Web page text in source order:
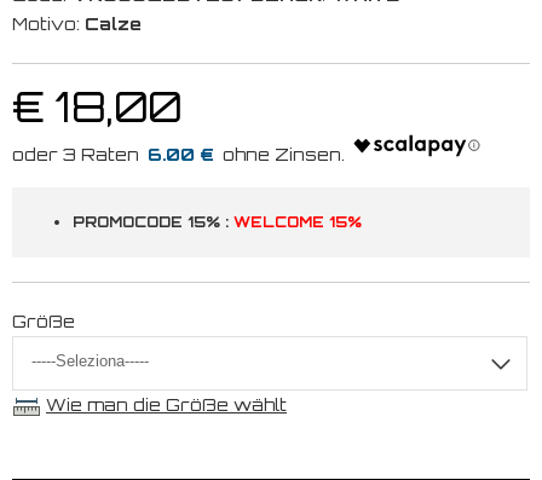
Motivo: Calze
€ 18,00
6.00 €
PROMOCODE 15% : WELCOME 15%
Größe
Wie man die Größe wählt